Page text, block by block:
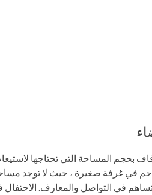
المساحة التي تحتاجها لاستيعاب
في غرفة صغيرة ، حيث لا توجد
في التواصل والمعارف. الاحتفال